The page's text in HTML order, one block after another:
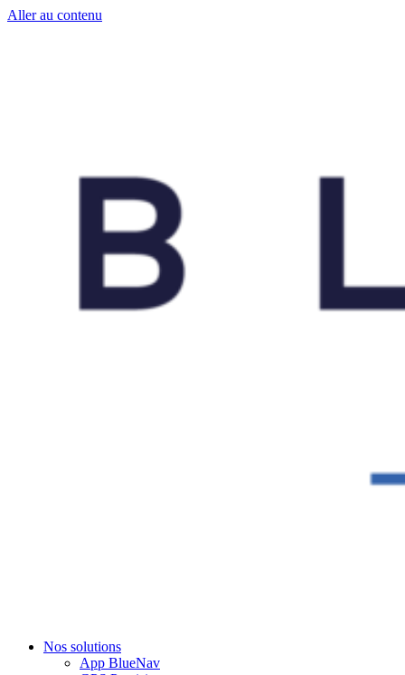
Aller au contenu
Nos solutions
App BlueNav